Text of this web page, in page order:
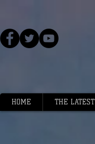
HOME THE LATEST